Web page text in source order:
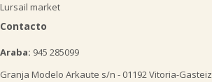
Lursail market
Contacto
Araba: 945 285099
Granja Modelo Arkaute s/n - 01192 Vitoria-Gasteiz